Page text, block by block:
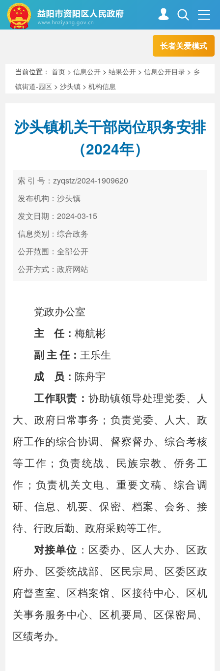
长者关爱模式
走进资阳
新闻中心 解读回应
政务服务
高效办成一件事
当前位置：首页 >信息公开 >结果公开 >信息公开目录 > 乡
镇街道-园区 >沙头镇 >机构信息
沙头镇机关干部岗位职务安排
（2024年）
索 引 号：zyqstz/2024-1909620
发布机构：沙头镇
发文日期：2024-03-15
信息类别：综合政务
公开范围：全部公开
公开方式：政府网站
党政办公室
主
任：梅航彬
副 主 任：王乐生
成
员： 陈舟宇
工作职责： 协助镇领导处理党委、人
大、政府日常事务；负责党委、人大、政
府工作的综合协调、督察督办、综合考核
等工作；负责统战、民族宗教、侨务工
作；负责机关文电、重要文稿、综合调
研、信息、机要、保密、档案、会务、接
待、行政后勤、政府采购等工作。
对接单位 ：区委办、区人大办、区政
府办、区委统战部、区民宗局、区委区政
府督查室、区档案馆、区接待中心、区机
关事务服务中心、区机要局、区保密局、
区绩考办。